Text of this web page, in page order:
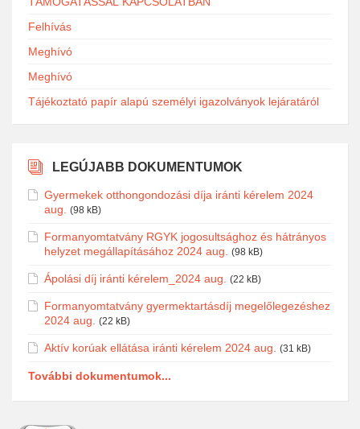
Felhívás
Meghívó
Meghívó
Tájékoztató papír alapú személyi igazolványok lejáratáról
LEGÚJABB DOKUMENTUMOK
Gyermekek otthongondozási díja iránti kérelem 2024
aug.
(98 kB)
Formanyomtatvány RGYK jogosultsághoz és hátrányos
helyzet megállapításához 2024 aug.
(98 kB)
Ápolási díj iránti kérelem_2024 aug. (22 kB)
Formanyomtatvány gyermektartásdíj megelőlegezéshez
2024 aug.
(22 kB)
Aktív korúak ellátása iránti kérelem 2024 aug. (31 kB)
További dokumentumok...